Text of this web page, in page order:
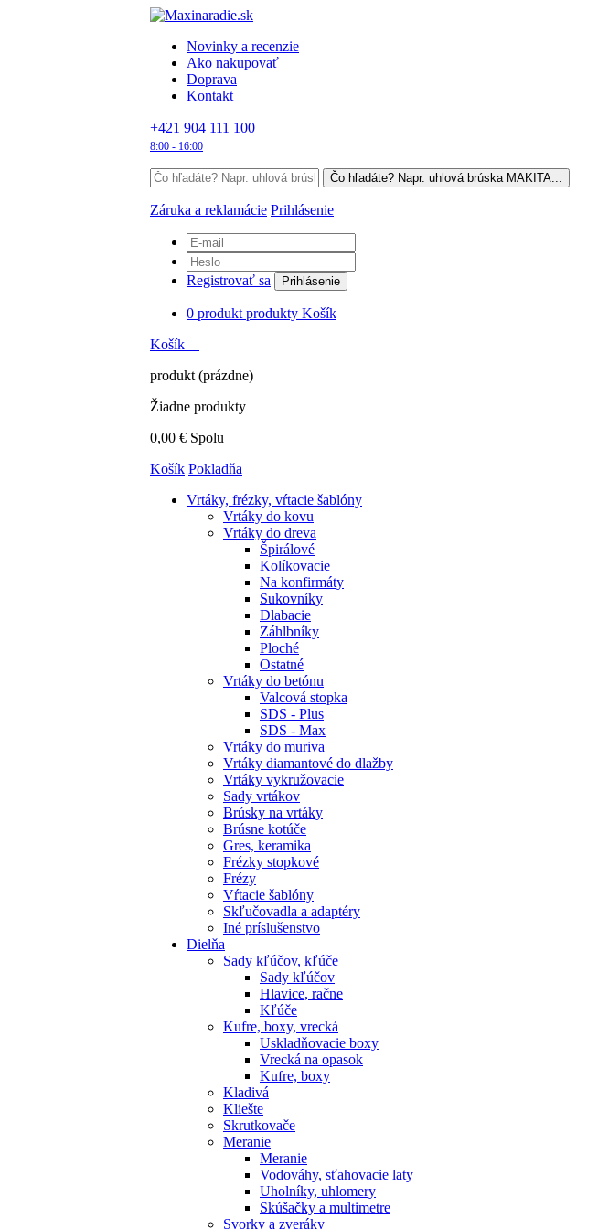
Novinky a recenzie
Ako nakupovať
Doprava
Kontakt
+421 904 111 100
8:00 - 16:00
Záruka a reklamácie Prihlásenie
Registrovať sa Prihlásenie
0 produkt produkty Košík
Košík
produkt (prázdne)
Žiadne produkty
0,00 € Spolu
Košík Pokladňa
Vrtáky, frézky, vŕtacie šablóny
Vrtáky do kovu
Vrtáky do dreva
Špirálové
Kolíkovacie
Na konfirmáty
Sukovníky
Dlabacie
Záhlbníky
Ploché
Ostatné
Vrtáky do betónu
Valcová stopka
SDS - Plus
SDS - Max
Vrtáky do muriva
Vrtáky diamantové do dlažby
Vrtáky vykružovacie
Sady vrtákov
Brúsky na vrtáky
Brúsne kotúče
Gres, keramika
Frézky stopkové
Frézy
Vŕtacie šablóny
Skľučovadla a adaptéry
Iné príslušenstvo
Dielňa
Sady kľúčov, kľúče
Sady kľúčov
Hlavice, račne
Kľúče
Kufre, boxy, vrecká
Uskladňovacie boxy
Vrecká na opasok
Kufre, boxy
Kladivá
Kliešte
Skrutkovače
Meranie
Meranie
Vodováhy, sťahovacie laty
Uholníky, uhlomery
Skúšačky a multimetre
Svorky a zveráky